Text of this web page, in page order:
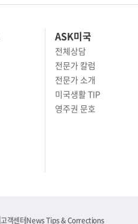
ASK미국
전체상담
전문가 칼럼
전문가 소개
미국생활 TIP
영주권 문호
고객센터News Tips & Corrections